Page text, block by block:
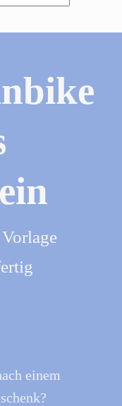
einem